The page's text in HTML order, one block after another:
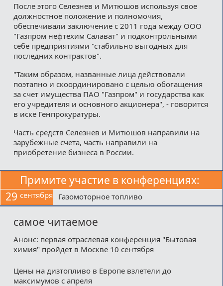
После этого Селезнев и Митюшов используя свое
должностное положение и полномочия,
обеспечивали заключение с 2011 года между ООО
"Газпром нефтехим Салават" и подконтрольными
себе предприятиями "стабильно выгодных для
последних контрактов".
"Таким образом, названные лица действовали
поэтапно и скоординировано с целью обогащения
за счет имущества ПАО "Газпром" и государства как
его учредителя и основного акционера", - говорится
в иске Генпрокуратуры.
Часть средств Селезнев и Митюшов направили на
зарубежные счета, часть направили на
приобретение бизнеса в России.
Примите участие в конференциях:
29 сентября Газомоторное топливо
самое читаемое
Анонс: первая отраслевая конференция "Бытовая
химия" пройдет в Москве 10 сентября
Цены на дизтопливо в Европе взлетели до
максимумов с апреля